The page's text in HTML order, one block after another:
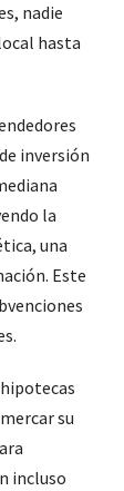
nadie
hasta
inversión
la
una
Este
su
incluso